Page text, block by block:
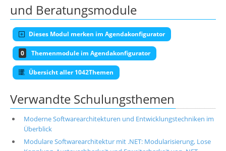
und Beratungsmodule
Dieses Modul merken im Agendakonfigurator
0 Themenmodule im Agendakonfigurator
Übersicht aller 1042Themen
Verwandte Schulungsthemen
Moderne Softwarearchitekturen und Entwicklungstechniken im
Überblick
Modulare Softwarearchitektur mit .NET: Modularisierung, Lose